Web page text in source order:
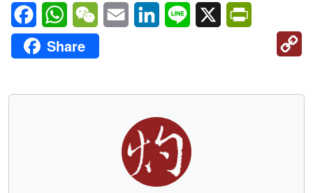
FacebookWhatsAppWeChatEmail LinkedInLine X
Share